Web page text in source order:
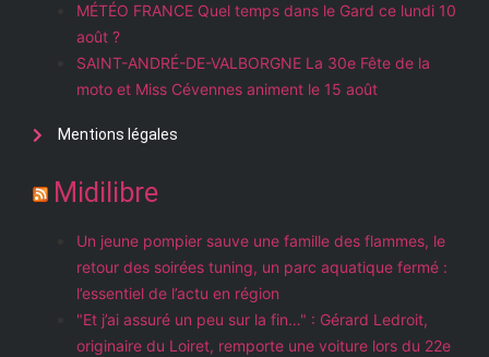
MÉTÉO FRANCE Quel temps dans le Gard ce lundi 10
août ?
SAINT-ANDRÉ-DE-VALBORGNE La 30e Fête de la
moto et Miss Cévennes animent le 15 août
Mentions légales
Midilibre
Un jeune pompier sauve une famille des flammes, le
retour des soirées tuning, un parc aquatique fermé :
l’essentiel de l’actu en région
"Et j’ai assuré un peu sur la fin…" : Gérard Ledroit,
originaire du Loiret, remporte une voiture lors du 22e